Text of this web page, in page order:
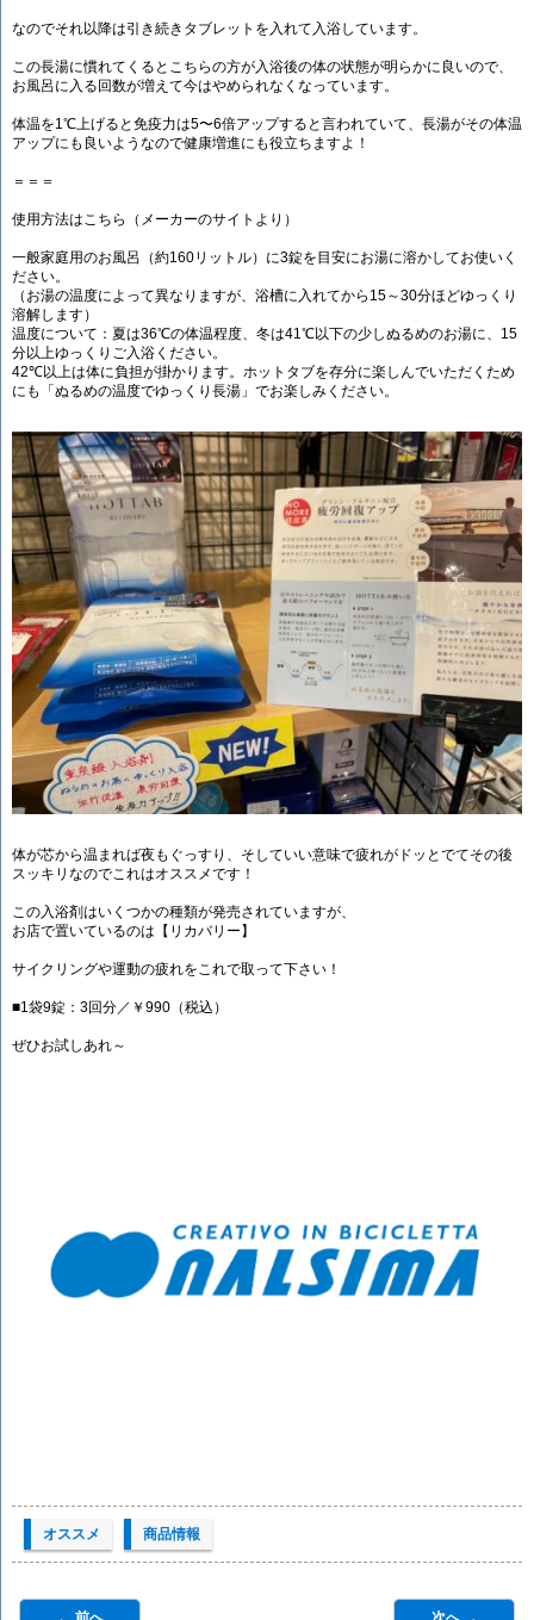
なのでそれ以降は引き続きタブレットを入れて入浴しています。
この長湯に慣れてくるとこちらの方が入浴後の体の状態が明らかに良いので、
お風呂に入る回数が増えて今はやめられなくなっています。
体温を1℃上げると免疫力は5〜6倍アップすると言われていて、長湯がその体温
アップにも良いようなので健康増進にも役立ちますよ！
＝＝＝
使用方法はこちら（メーカーのサイトより）
一般家庭用のお風呂（約160リットル）に3錠を目安にお湯に溶かしてお使いく
ださい。
（お湯の温度によって異なりますが、浴槽に入れてから15～30分ほどゆっくり
溶解します）
温度について：夏は36℃の体温程度、冬は41℃以下の少しぬるめのお湯に、15
分以上ゆっくりご入浴ください。
42℃以上は体に負担が掛かります。ホットタブを存分に楽しんでいただくため
にも「ぬるめの温度でゆっくり長湯」でお楽しみください。
体が芯から温まれば夜もぐっすり、そしていい意味で疲れがドッとでてその後
スッキリなのでこれはオススメです！
この入浴剤はいくつかの種類が発売されていますが、
お店で置いているのは【リカバリー】
サイクリングや運動の疲れをこれで取って下さい！
■1袋9錠：3回分／￥990（税込）
ぜひお試しあれ～
オススメ 商品情報